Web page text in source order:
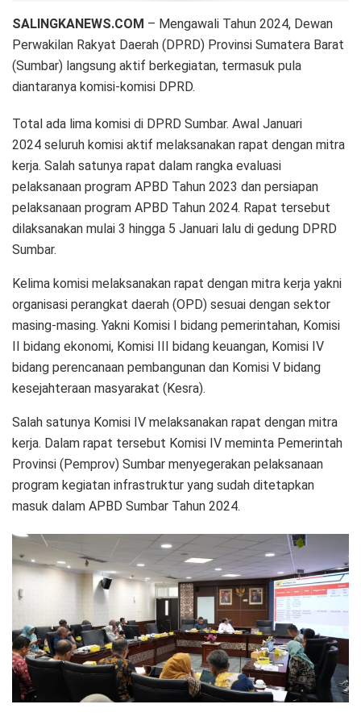
SALINGKANEWS.COM – Mengawali Tahun 2024, Dewan
Perwakilan Rakyat Daerah (DPRD) Provinsi Sumatera Barat
(Sumbar) langsung aktif berkegiatan, termasuk pula
diantaranya komisi-komisi DPRD.
Total ada lima komisi di DPRD Sumbar. Awal Januari
2024 seluruh komisi aktif melaksanakan rapat dengan mitra
kerja. Salah satunya rapat dalam rangka evaluasi
pelaksanaan program APBD Tahun 2023 dan persiapan
pelaksanaan program APBD Tahun 2024. Rapat tersebut
dilaksanakan mulai 3 hingga 5 Januari lalu di gedung DPRD
Sumbar.
Kelima komisi melaksanakan rapat dengan mitra kerja yakni
organisasi perangkat daerah (OPD) sesuai dengan sektor
masing-masing. Yakni Komisi I bidang pemerintahan, Komisi
II bidang ekonomi, Komisi III bidang keuangan, Komisi IV
bidang perencanaan pembangunan dan Komisi V bidang
kesejahteraan masyarakat (Kesra).
Salah satunya Komisi IV melaksanakan rapat dengan mitra
kerja. Dalam rapat tersebut Komisi IV meminta Pemerintah
Provinsi (Pemprov) Sumbar menyegerakan pelaksanaan
program kegiatan infrastruktur yang sudah ditetapkan
masuk dalam APBD Sumbar Tahun 2024.